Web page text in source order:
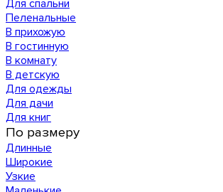
Для спальни
Пеленальные
В прихожую
В гостинную
В комнату
В детскую
Для одежды
Для дачи
Для книг
По размеру
Длинные
Широкие
Узкие